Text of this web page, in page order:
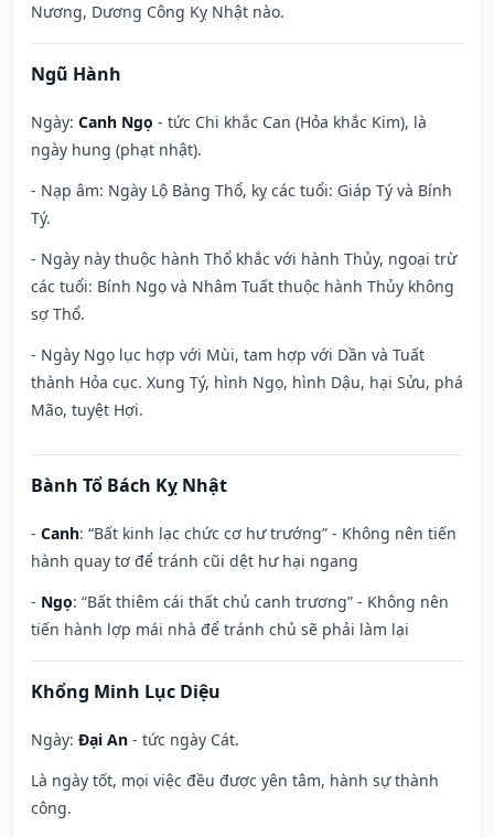
Nương, Dương Công Kỵ Nhật nào.
Ngũ Hành
Ngày: Canh Ngọ - tức Chi khắc Can (Hỏa khắc Kim), là
ngày hung (phạt nhật).
- Nạp âm: Ngày Lộ Bàng Thổ, kỵ các tuổi: Giáp Tý và Bính
Tý.
- Ngày này thuộc hành Thổ khắc với hành Thủy, ngoại trừ
các tuổi: Bính Ngọ và Nhâm Tuất thuộc hành Thủy không
sợ Thổ.
- Ngày Ngọ lục hợp với Mùi, tam hợp với Dần và Tuất
thành Hỏa cục. Xung Tý, hình Ngọ, hình Dậu, hại Sửu, phá
Mão, tuyệt Hợi.
Bành Tổ Bách Kỵ Nhật
- Canh: “Bất kinh lạc chức cơ hư trướng” - Không nên tiến
hành quay tơ để tránh cũi dệt hư hại ngang
- Ngọ: “Bất thiêm cái thất chủ canh trương” - Không nên
tiến hành lợp mái nhà để tránh chủ sẽ phải làm lại
Khổng Minh Lục Diệu
Ngày: Đại An - tức ngày Cát.
Là ngày tốt, mọi việc đều được yên tâm, hành sự thành
công.